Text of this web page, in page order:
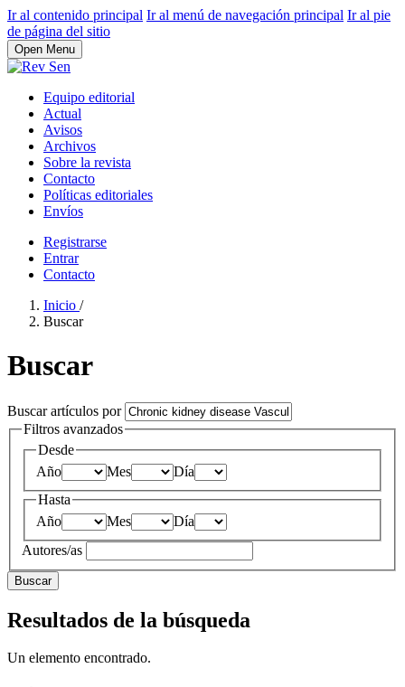
Ir al contenido principal Ir al menú de navegación principal Ir al pie
de página del sitio
Open Menu
Equipo editorial
Actual
Avisos
Archivos
Sobre la revista
Contacto
Políticas editoriales
Envíos
Registrarse
Entrar
Contacto
Inicio /
Buscar
Buscar
Buscar artículos por
Filtros avanzados
Desde
Año
Mes
Día
Hasta
Año
Mes
Día
Autores/as
Buscar
Resultados de la búsqueda
Un elemento encontrado.